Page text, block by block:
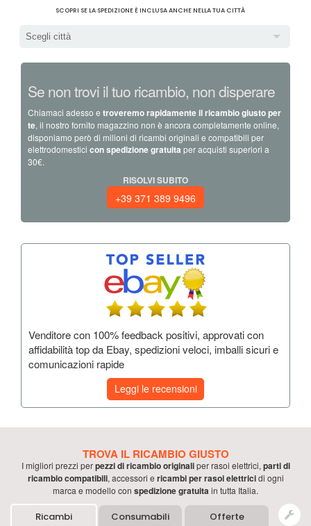
SCOPRI SE LA SPEDIZIONE È INCLUSA ANCHE NELLA TUA CITTÀ
Scegli città
Se non trovi il tuo ricambio, non disperare
Chiamaci adesso e troveremo rapidamente il ricambio giusto per
te, il nostro fornito magazzino non è ancora completamente online,
disponiamo però di milioni di ricambi originali e compatibili per
elettrodomestici con spedizione gratuita per acquisti superiori a
30€.
RISOLVI SUBITO
+39 371 389 9496
Venditore con 100% feedback positivi, approvati con
affidabilità top da Ebay, spedizioni veloci, imballi sicuri e
comunicazioni rapide
Leggi le recensioni
TROVA IL RICAMBIO GIUSTO
I migliori prezzi perpezzi di ricambio originaliperrasoi elettrici, parti di
ricambio compatibili, accessori e ricambi perrasoi elettricidi ogni
marca e modello con spedizione gratuitain tutta Italia.
Ricambi Consumabili Offerte